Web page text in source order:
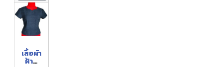
เสื้อผ้า
ฝ้าย